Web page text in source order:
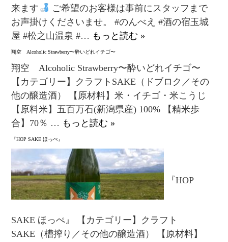
来ます
ご希望のお客様は事前にスタッフまで
お声掛けくださいませ。 #のんべえ #酒の宿玉城
屋 #松之山温泉 #… もっと読む »
翔空 Alcoholic Strawberry〜酔いどれイチゴ〜
翔空 Alcoholic Strawberry〜酔いどれイチゴ〜
【カテゴリー】クラフトSAKE（ドブロク／その
他の醸造酒） 【原材料】米・イチゴ・米こうじ
【原料米】五百万石(新潟県産) 100% 【精米歩
合】70％ … もっと読む »
『HOP SAKE ほっぺ』
『HOP
SAKE ほっぺ』 【カテゴリー】クラフト
SAKE（槽搾り／その他の醸造酒） 【原材料】